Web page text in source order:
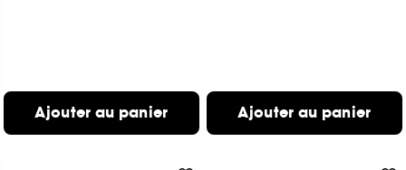
Ajouter au panier Ajouter au panier